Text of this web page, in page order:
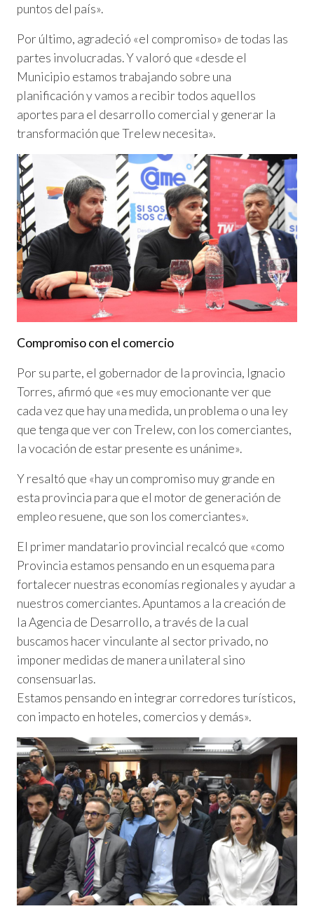
puntos del país».
Por último, agradeció «el compromiso» de todas las
partes involucradas. Y valoró que «desde el
Municipio estamos trabajando sobre una
planificación y vamos a recibir todos aquellos
aportes para el desarrollo comercial y generar la
transformación que Trelew necesita».
Compromiso con el comercio
Por su parte, el gobernador de la provincia, Ignacio
Torres, afirmó que «es muy emocionante ver que
cada vez que hay una medida, un problema o una ley
que tenga que ver con Trelew, con los comerciantes,
la vocación de estar presente es unánime».
Y resaltó que «hay un compromiso muy grande en
esta provincia para que el motor de generación de
empleo resuene, que son los comerciantes».
El primer mandatario provincial recalcó que «como
Provincia estamos pensando en un esquema para
fortalecer nuestras economías regionales y ayudar a
nuestros comerciantes. Apuntamos a la creación de
la Agencia de Desarrollo, a través de la cual
buscamos hacer vinculante al sector privado, no
imponer medidas de manera unilateral sino
consensuarlas.
Estamos pensando en integrar corredores turísticos,
con impacto en hoteles, comercios y demás».